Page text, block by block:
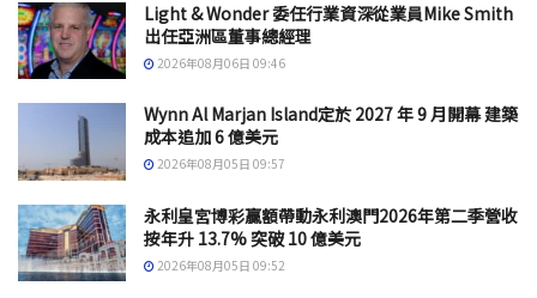
Light & Wonder 委任行業資深從業員Mike Smith
出任亞洲區董事總經理
2026年08月06日 09:46
Wynn Al Marjan Island定於 2027 年 9 月開幕 建築
成本追加 6 億美元
2026年08月05日 09:57
永利皇宮博彩贏額帶動永利澳門2026年第二季營收
按年升 13.7% 突破 10 億美元
2026年08月05日 09:52